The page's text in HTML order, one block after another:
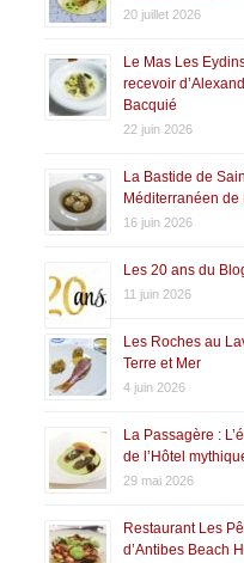
20 juillet 2026
Le Mas Les
recevoir
Bacquié
22 juin 2026
La Bastide de
Méditerranéen de
16 juin 2026
Les 20 ans du
11 juin 2026
Les Roches au
Terre et Mer
4 juin 2026
La Passagère :
de l’Hôtel
29 mai 2026
Restaurant Les
d’Antibes Beach